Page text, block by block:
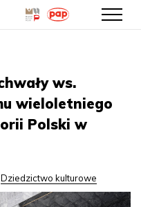
ws.
wieloletniego
Polski w
Dziedzictwo kulturowe